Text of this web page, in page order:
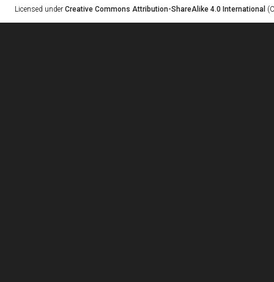
Licensed under Creative Commons Attribution-ShareAlike 4.0 International